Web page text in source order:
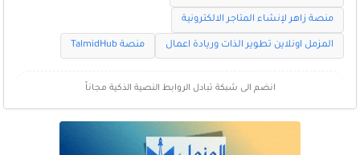
منصة زاهر لإنشاء المتاجر الالكترونية
المزمل اونلاين تطوير الذات وريادة اعمال منصة TalmidHub
انضم الى شبكة تبادل الروابط النصية الذكية مجاناً